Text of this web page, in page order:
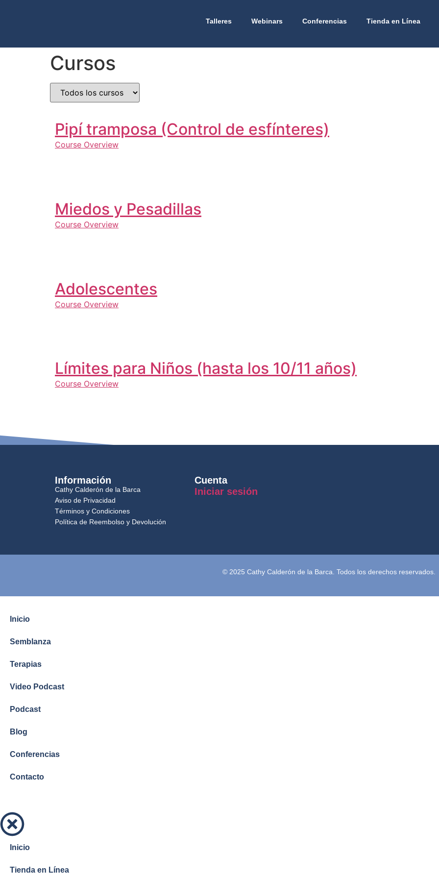
Talleres Webinars Conferencias Tienda en Línea
Cursos
Pipí tramposa (Control de esfínteres)
Course Overview
Miedos y Pesadillas
Course Overview
Adolescentes
Course Overview
Límites para Niños (hasta los 10/11 años)
Course Overview
Información
Cathy Calderón de la Barca
Aviso de Privacidad
Términos y Condiciones
Política de Reembolso y Devolución
Cuenta
Iniciar sesión
© 2025 Cathy Calderón de la Barca. Todos los derechos reservados.
Inicio
Semblanza
Terapias
Video Podcast
Podcast
Blog
Conferencias
Contacto
Inicio
Tienda en Línea